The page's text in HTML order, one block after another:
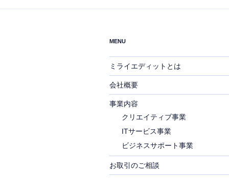
MENU
ミライエディットとは
会社概要
事業内容
クリエイティブ事業
ITサービス事業
ビジネスサポート事業
お取引のご相談